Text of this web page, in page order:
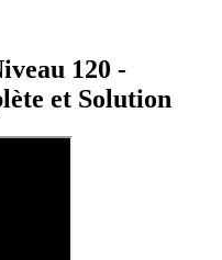
120 -
et Solution